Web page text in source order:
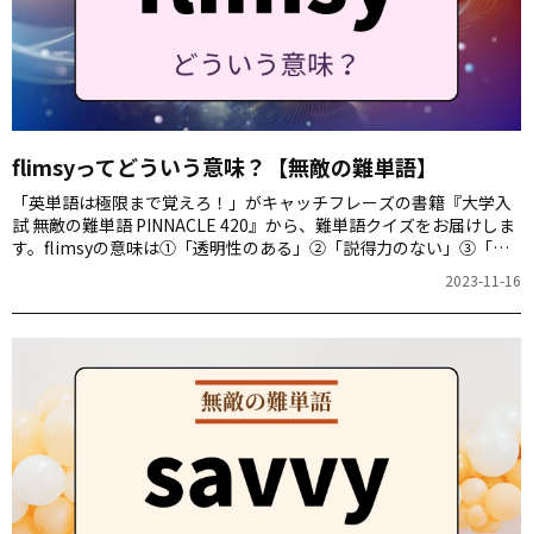
flimsyってどういう意味？【無敵の難単語】
「英単語は極限まで覚えろ！」がキャッチフレーズの書籍『大学入
試 無敵の難単語 PINNACLE 420』から、難単語クイズをお届けしま
す。flimsyの意味は①「透明性のある」②「説得力のない」③「一
2023-11-16